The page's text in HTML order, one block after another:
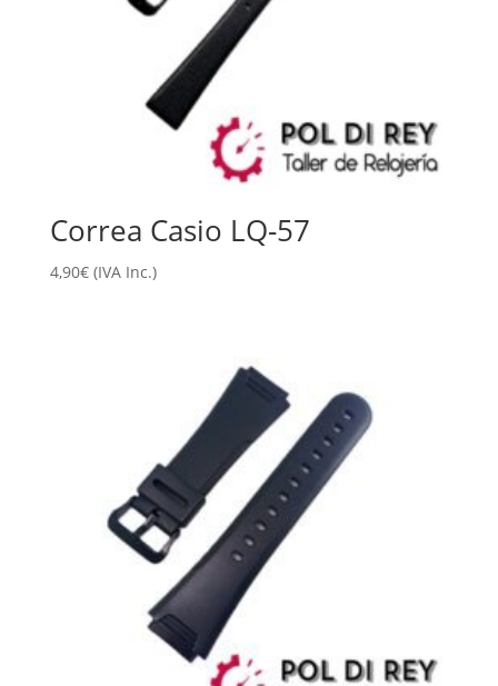
Correa Casio LQ-57
4,90€ (IVA Inc.)